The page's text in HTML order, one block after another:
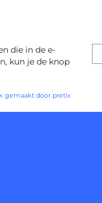
die in de e-
kun je de knop
gemaakt door pretix